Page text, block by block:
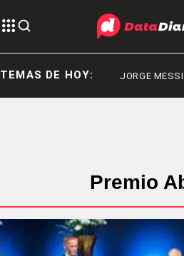
TEMAS DE HOY: JORGE MESSI
Premio